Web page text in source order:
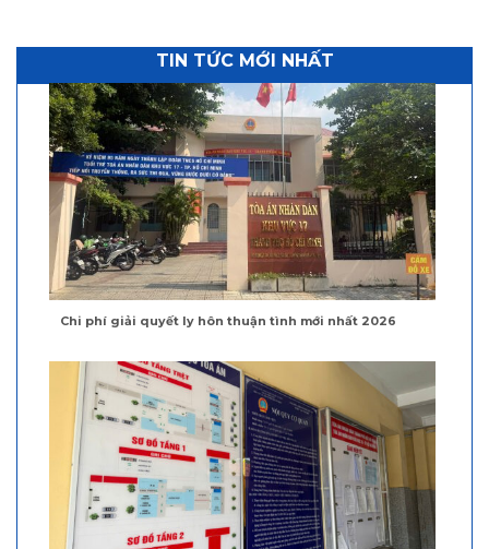
TIN TỨC MỚI NHẤT
Chi phí giải quyết ly hôn thuận tình mới nhất 2026